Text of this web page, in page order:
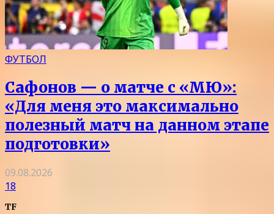
ФУТБОЛ
Сафонов — о матче с «МЮ»:
«Для меня это максимально
полезный матч на данном этапе
подготовки»
09.08.2026
18
TF